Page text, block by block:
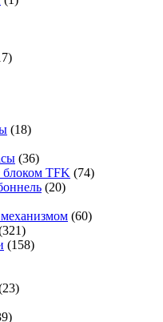
(18)
(36)
TFK (74)
(20)
(60)
(158)